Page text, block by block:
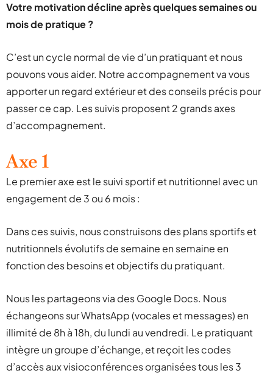
Votre motivation décline après quelques semaines ou
mois de pratique ?
C’est un cycle normal de vie d’un pratiquant et nous
pouvons vous aider. Notre accompagnement va vous
apporter un regard extérieur et des conseils précis pour
passer ce cap. Les suivis proposent 2 grands axes
d’accompagnement.
Axe 1
Le premier axe est le suivi sportif et nutritionnel avec un
engagement de 3 ou 6 mois :
Dans ces suivis, nous construisons des plans sportifs et
nutritionnels évolutifs de semaine en semaine en
fonction des besoins et objectifs du pratiquant.
Nous les partageons via des Google Docs. Nous
échangeons sur WhatsApp (vocales et messages) en
illimité de 8h à 18h, du lundi au vendredi. Le pratiquant
intègre un groupe d’échange, et reçoit les codes
d’accès aux visioconférences organisées tous les 3